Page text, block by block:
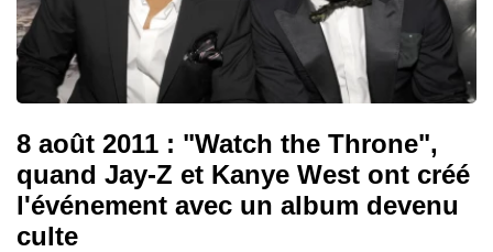
8 août 2011 : "Watch the Throne",
quand Jay-Z et Kanye West ont créé
l'événement avec un album devenu
culte